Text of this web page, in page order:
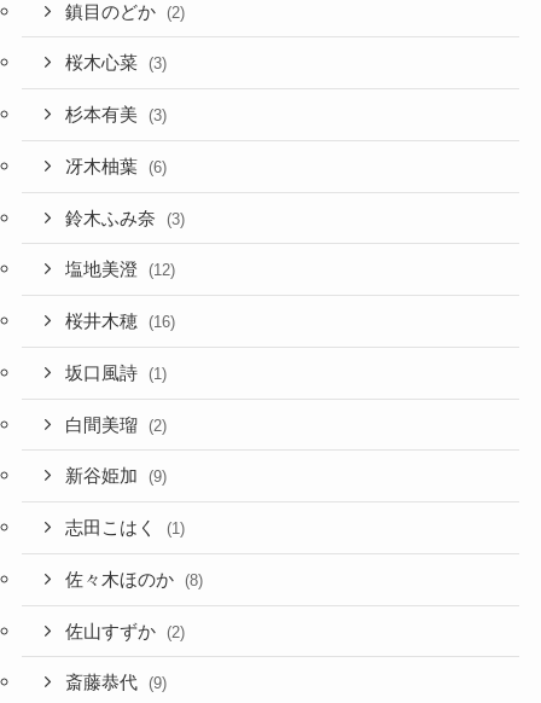
鎮目のどか (2)
桜木心菜 (3)
杉本有美 (3)
冴木柚葉 (6)
鈴木ふみ奈 (3)
塩地美澄 (12)
桜井木穂 (16)
坂口風詩 (1)
白間美瑠 (2)
新谷姫加 (9)
志田こはく (1)
佐々木ほのか (8)
佐山すずか (2)
斎藤恭代 (9)